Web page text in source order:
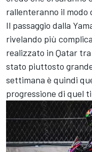
rallenteranno il modo
Il passaggio dalla
rivelando più
realizzato in Qatar
stato piuttosto
settimana è quindi
progressione di quel